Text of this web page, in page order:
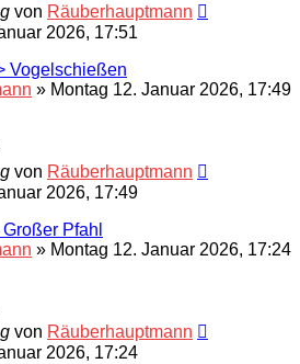
von Räuberhauptmann
2026, 17:51
Vogelschießen
» Montag 12. Januar 2026, 17:49
von Räuberhauptmann
2026, 17:49
Pfahl
» Montag 12. Januar 2026, 17:24
von Räuberhauptmann
2026, 17:24